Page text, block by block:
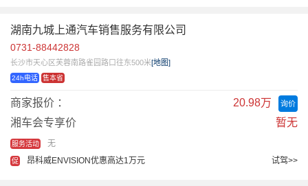
湖南九城上通汽车销售服务有限公司
0731-88442828
长沙市天心区芙蓉南路雀园路口往东500米[地图]
24h电话 售本省
商家报价 ： 询价
20.98万
湘车会专享价
暂无
服务活动 无
促 昂科威ENVISION优惠高达1万元 试驾>>